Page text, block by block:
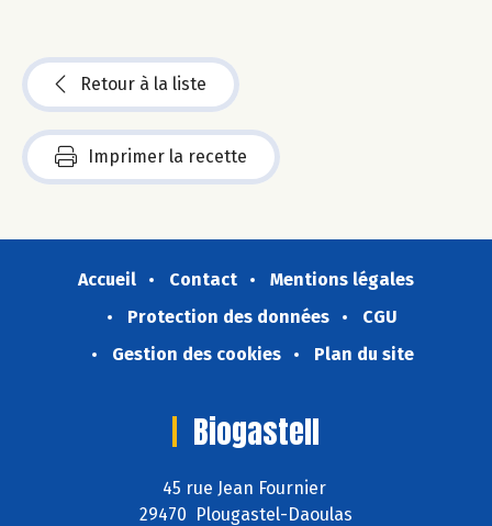
Retour à la liste
Imprimer la recette
Accueil Contact
Mentions légales
Protection des données
CGU
Gestion des cookies
Plan du site
Biogastell
45 rue Jean Fournier
29470 Plougastel-Daoulas